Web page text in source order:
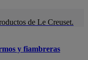
de Le Creuset.
y fiambreras